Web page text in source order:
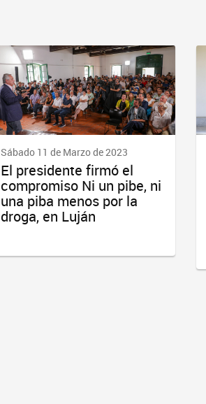
Sábado 11 de Marzo de 2023
El presidente firmó el
compromiso Ni un pibe, ni
una piba menos por la
droga, en Luján